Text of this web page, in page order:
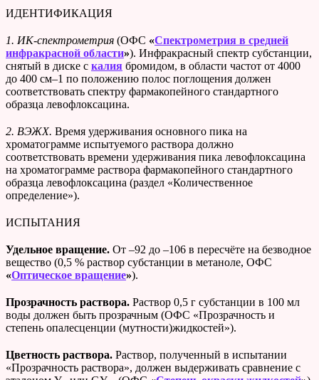
ИДЕНТИФИКАЦИЯ
1. ИК-спектрометрия (ОФС «Спектрометрия в средней
инфракрасной области»). Инфракрасный спектр субстанции,
снятый в диске с калия бромидом, в области частот от 4000
до 400 см–1 по положению полос поглощения должен
соответствовать спектру фармакопейного стандартного
образца левофлоксацина.
2. ВЭЖХ. Время удерживания основного пика на
хроматограмме испытуемого раствора должно
соответствовать времени удерживания пика левофлоксацина
на хроматограмме раствора фармакопейного стандартного
образца левофлоксацина (раздел «Количественное
определение»).
ИСПЫТАНИЯ
Удельное вращение. От –92 до –106 в пересчёте на безводное
вещество (0,5 % раствор субстанции в метаноле, ОФС
«Оптическое вращение»).
Прозрачность раствора. Раствор 0,5 г субстанции в 100 мл
воды должен быть прозрачным (ОФС «Прозрачность и
степень опалесценции (мутности)жидкостей»).
Цветность раствора. Раствор, полученный в испытании
«Прозрачность раствора», должен выдерживать сравнение с